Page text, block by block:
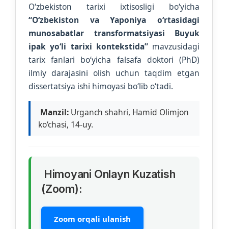
O‘zbekiston tarixi ixtisosligi bo‘yicha
“O‘zbekiston va Yaponiya o‘rtasidagi
munosabatlar transformatsiyasi Buyuk
ipak yo‘li tarixi kontekstida”mavzusidagi
tarix fanlari bo‘yicha falsafa doktori (PhD)
ilmiy darajasini olish uchun taqdim etgan
dissertatsiya ishi himoyasi bo‘lib o‘tadi.
Manzil: Urganch shahri, Hamid Olimjon
ko‘chasi, 14-uy.
Himoyani Onlayn Kuzatish
(Zoom):
Zoom orqali ulanish